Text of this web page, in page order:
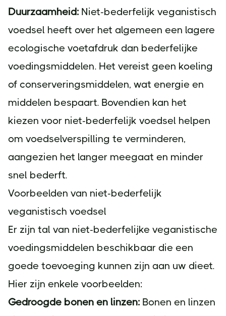
Duurzaamheid: Niet-bederfelijk veganistisch
voedsel heeft over het algemeen een lagere
ecologische voetafdruk dan bederfelijke
voedingsmiddelen. Het vereist geen koeling
of conserveringsmiddelen, wat energie en
middelen bespaart. Bovendien kan het
kiezen voor niet-bederfelijk voedsel helpen
om voedselverspilling te verminderen,
aangezien het langer meegaat en minder
snel bederft.
Voorbeelden van niet-bederfelijk
veganistisch voedsel
Er zijn tal van niet-bederfelijke veganistische
voedingsmiddelen beschikbaar die een
goede toevoeging kunnen zijn aan uw dieet.
Hier zijn enkele voorbeelden:
Gedroogde bonen en linzen: Bonen en linzen